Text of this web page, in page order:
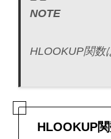
NOTE
HLOOKUP関数
HLOOKUP